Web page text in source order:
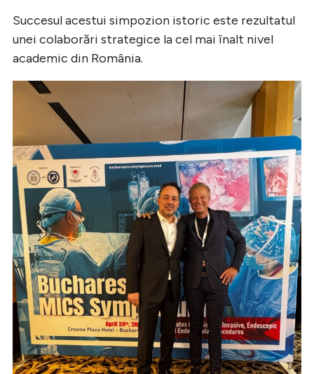
Succesul acestui simpozion istoric este rezultatul
unei colaborări strategice la cel mai înalt nivel
academic din România.